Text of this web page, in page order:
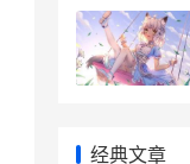
经典文章